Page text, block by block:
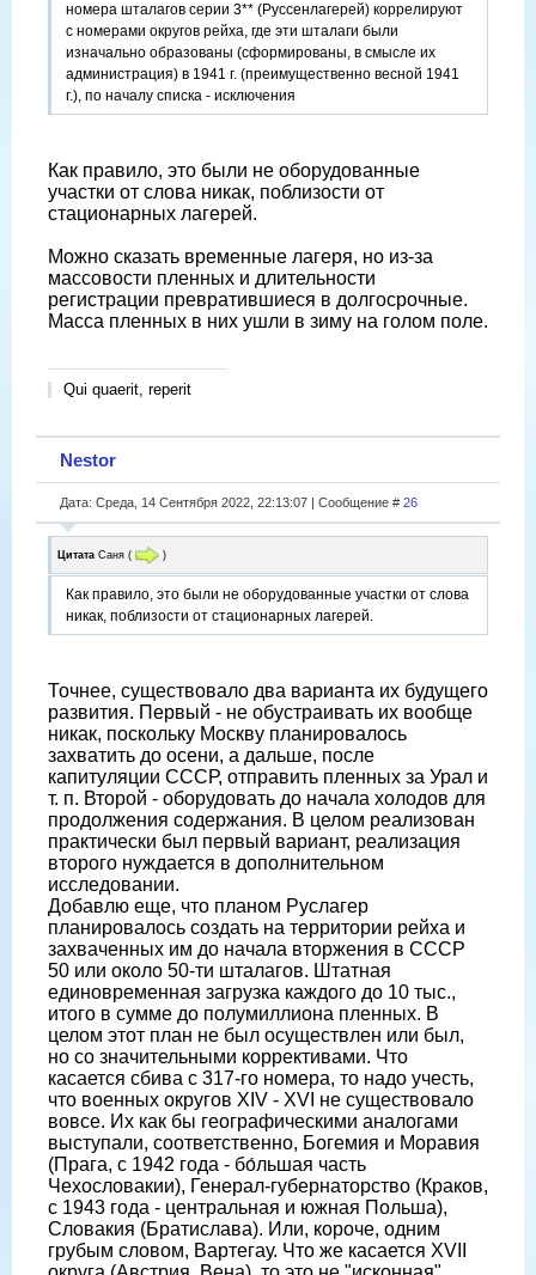
номера шталагов серии 3** (Руссенлагерей) коррелируют
с номерами округов рейха, где эти шталаги были
изначально образованы (сформированы, в смысле их
администрация) в 1941 г. (преимущественно весной 1941
г.), по началу списка - исключения
Как правило, это были не оборудованные
участки от слова никак, поблизости от
стационарных лагерей.
Можно сказать временные лагеря, но из-за
массовости пленных и длительности
регистрации превратившиеся в долгосрочные.
Масса пленных в них ушли в зиму на голом поле.
Qui quaerit, reperit
Nestor
Дата: Среда, 14 Сентября 2022, 22:13:07 | Сообщение # 26
Цитата Саня ( )
Как правило, это были не оборудованные участки от слова
никак, поблизости от стационарных лагерей.
Точнее, существовало два варианта их будущего
развития. Первый - не обустраивать их вообще
никак, поскольку Москву планировалось
захватить до осени, а дальше, после
капитуляции СССР, отправить пленных за Урал и
т. п. Второй - оборудовать до начала холодов для
продолжения содержания. В целом реализован
практически был первый вариант, реализация
второго нуждается в дополнительном
исследовании.
Добавлю еще, что планом Руслагер
планировалось создать на территории рейха и
захваченных им до начала вторжения в СССР
50 или около 50-ти шталагов. Штатная
единовременная загрузка каждого до 10 тыс.,
итого в сумме до полумиллиона пленных. В
целом этот план не был осуществлен или был,
но со значительными коррективами. Что
касается сбива с 317-го номера, то надо учесть,
что военных округов XIV - XVI не существовало
вовсе. Их как бы географическими аналогами
выступали, соответственно, Богемия и Моравия
(Прага, с 1942 года - бо́льшая часть
Чехословакии), Генерал-губернаторство (Краков,
с 1943 года - центральная и южная Польша),
Словакия (Братислава). Или, короче, одним
грубым словом, Вартегау. Что же касается XVII